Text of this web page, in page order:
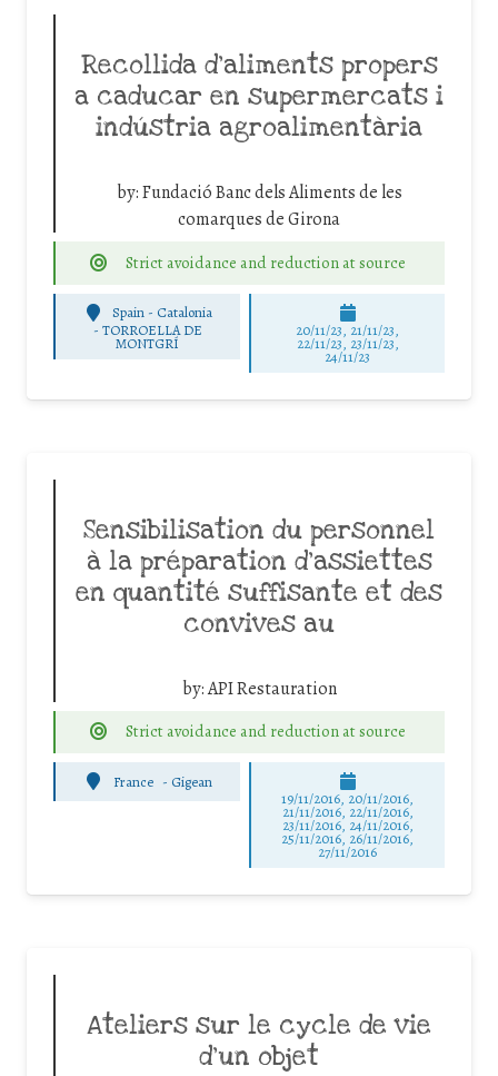
Recollida d’aliments propers
a caducar en supermercats i
indústria agroalimentària
by:Fundació Banc dels Aliments de les
comarques de Girona
Strict avoidance and reduction at source
Spain - Catalonia
- TORROELLA DE
MONTGRÍ
20/11/23, 21/11/23,
22/11/23, 23/11/23,
24/11/23
Sensibilisation du personnel
à la préparation d’assiettes
en quantité suffisante et des
convives au
by:API Restauration
Strict avoidance and reduction at source
France - Gigean
19/11/2016, 20/11/2016,
21/11/2016, 22/11/2016,
23/11/2016, 24/11/2016,
25/11/2016, 26/11/2016,
27/11/2016
Ateliers sur le cycle de vie
d’un objet